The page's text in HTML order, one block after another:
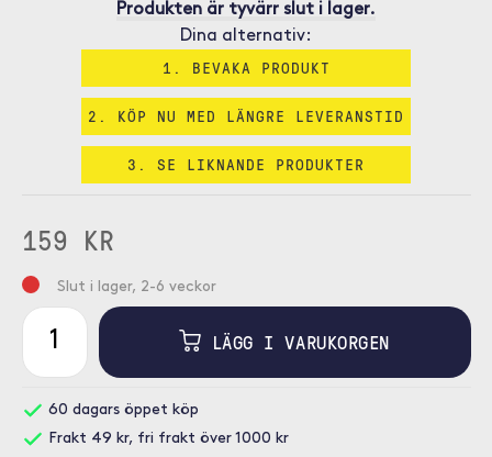
Produkten är tyvärr slut i lager.
Dina alternativ:
1. BEVAKA PRODUKT
2. KÖP NU MED LÄNGRE LEVERANSTID
3. SE LIKNANDE PRODUKTER
159 KR
Slut i lager, 2-6 veckor
LÄGG I VARUKORGEN
60 dagars öppet köp
Frakt 49 kr, fri frakt över 1000 kr